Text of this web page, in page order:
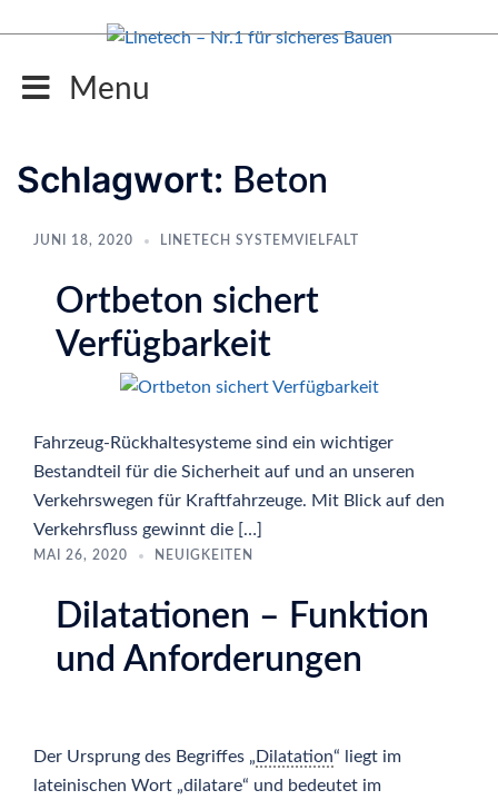
Menu
Schlagwort: Beton
JUNI 18, 2020 LINETECH SYSTEMVIELFALT
Ortbeton sichert
Verfügbarkeit
Fahrzeug-Rückhaltesysteme sind ein wichtiger
Bestandteil für die Sicherheit auf und an unseren
Verkehrswegen für Kraftfahrzeuge. Mit Blick auf den
Verkehrsfluss gewinnt die […]
MAI 26, 2020 NEUIGKEITEN
Dilatationen – Funktion
und Anforderungen
Der Ursprung des Begriffes „ Dilatation“ liegt im
lateinischen Wort „dilatare“ und bedeutet im